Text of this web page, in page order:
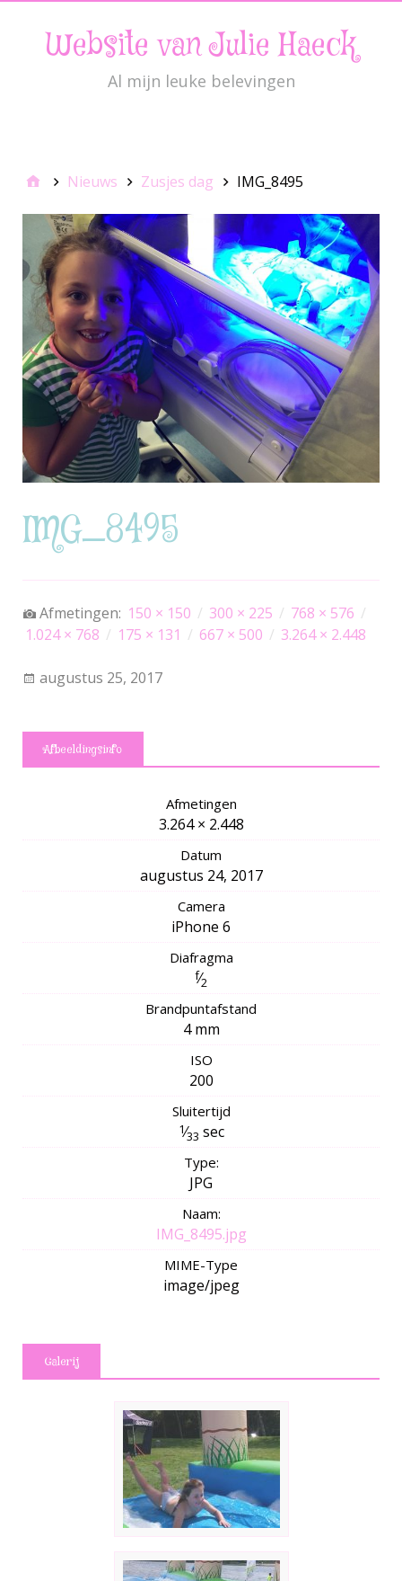
Website van Julie Haeck
Al mijn leuke belevingen
Nieuws Zusjes dag IMG_8495
IMG_8495
Afmetingen: 150 × 150 / 300 × 225 / 768 × 576 /
1.024 × 768 / 175 × 131 / 667 × 500 / 3.264 × 2.448
augustus 25, 2017
Afbeeldingsinfo
Afmetingen
3.264 × 2.448
Datum
augustus 24, 2017
Camera
iPhone 6
Diafragma
f⁄2
Brandpuntafstand
4 mm
ISO
200
Sluitertijd
1⁄33 sec
Type:
JPG
Naam:
IMG_8495.jpg
MIME-Type
image/jpeg
Galerij